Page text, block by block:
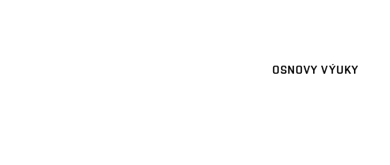
OSNOVY VÝUKY